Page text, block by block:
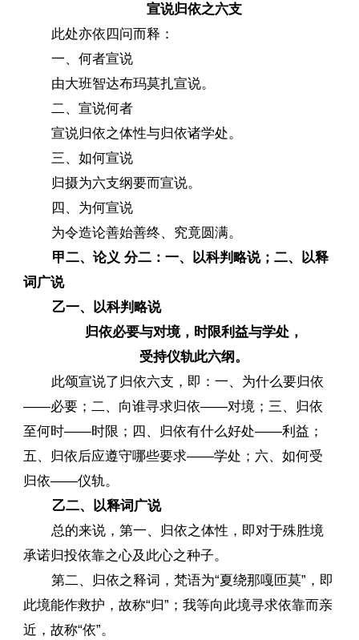
宣说归依之六支
此处亦依四问而释：
一、何者宣说
由大班智达布玛莫扎宣说。
二、宣说何者
宣说归依之体性与归依诸学处。
三、如何宣说
归摄为六支纲要而宣说。
四、为何宣说
为令造论善始善终、究竟圆满。
甲二、论义 分二：一、以科判略说；二、以释
词广说
乙一、以科判略说
归依必要与对境，时限利益与学处，
受持仪轨此六纲。
此颂宣说了归依六支，即：一、为什么要归依
——必要；二、向谁寻求归依——对境；三、归依
至何时——时限；四、归依有什么好处——利益；
五、归依后应遵守哪些要求——学处；六、如何受
归依——仪轨。
乙二、以释词广说
总的来说，第一、归依之体性，即对于殊胜境
承诺归投依靠之心及此心之种子。
第二、归依之释词，梵语为“夏绕那嘎匝莫”，即
此境能作救护，故称“归”；我等向此境寻求依靠而亲
近，故称“依”。